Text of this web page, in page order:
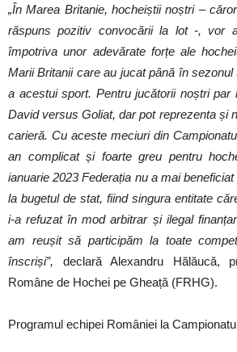
„În Marea Britanie, hocheiștii noștri –
răspuns pozitiv convocării la lot -, vor
împotriva unor adevărate forțe ale
Marii Britanii care au jucat până în
a acestui sport. Pentru jucătorii noștri par
David versus Goliat, dar pot reprezenta și
carieră. Cu aceste meciuri din
an complicat și foarte greu pentru
ianuarie 2023 Federația nu a mai
la bugetul de stat, fiind singura entitate
i-a refuzat în mod arbitrar și ilegal
am reușit să participăm la toate
înscriși”, declară Alexandru Hălăucă,
Române de Hochei pe Gheață (FRHG).
Programul echipei României la